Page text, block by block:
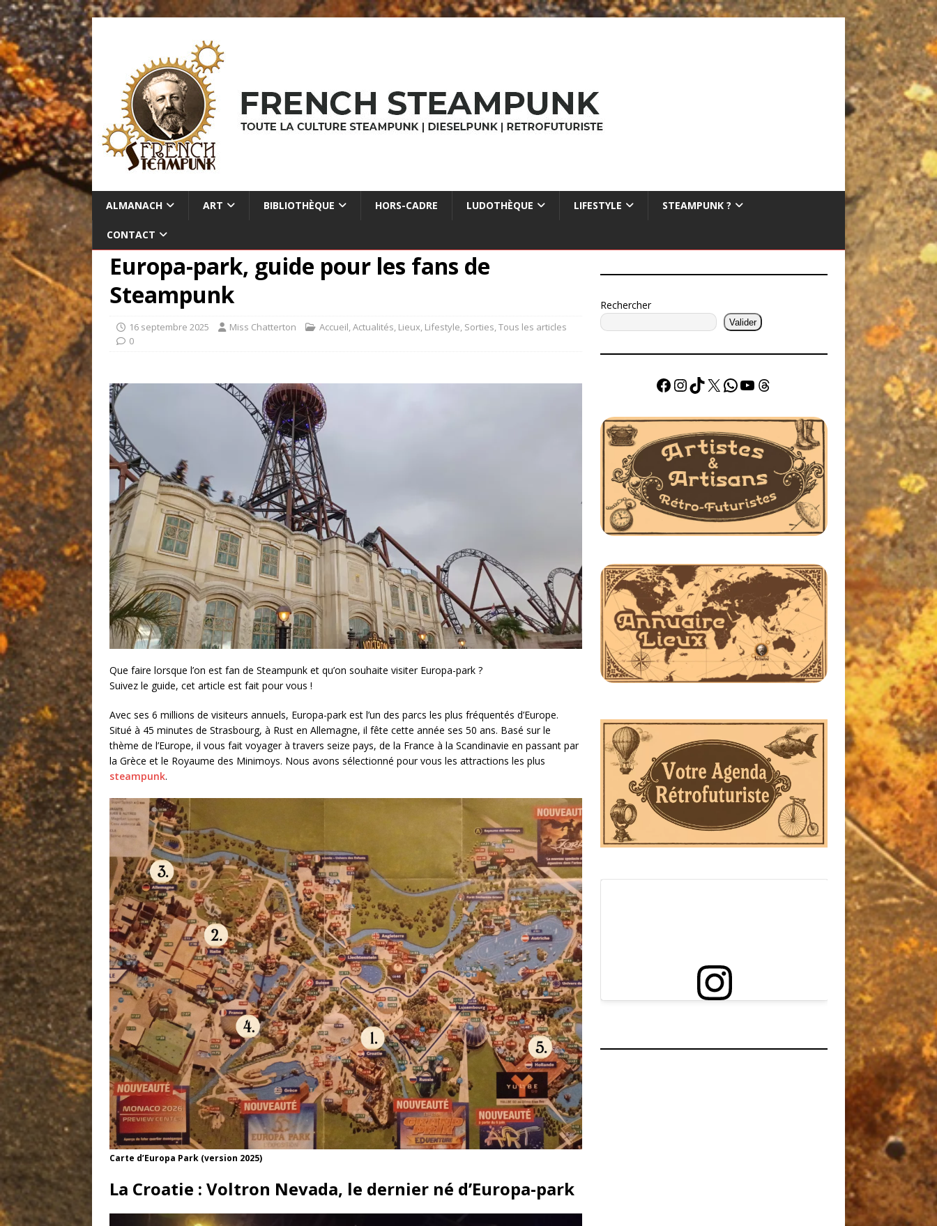
ALMANACH ART BIBLIOTHÈQUE HORS-CADRE LUDOTHÈQUE LIFESTYLE STEAMPUNK ?
CONTACT
Europa-park, guide pour les fans de
Steampunk
16 septembre 2025 Miss Chatterton Accueil,Actualités, Lieux, Lifestyle, Sorties,Tous les articles
0
Que faire lorsque l’on est fan de Steampunk et qu’on souhaite visiter Europa-park ?
Suivez le guide, cet article est fait pour vous !
Avec ses 6 millions de visiteurs annuels, Europa-park est l’un des parcs les plus fréquentés d’Europe.
Situé à 45 minutes de Strasbourg, à Rust en Allemagne, il fête cette année ses 50 ans. Basé sur le
thème de l’Europe, il vous fait voyager à travers seize pays, de la France à la Scandinavie en passant par
la Grèce et le Royaume des Minimoys. Nous avons sélectionné pour vous les attractions les plus
steampunk.
Carte d’Europa Park (version 2025)
La Croatie : Voltron Nevada, le dernier né d’Europa-park
Rechercher
Valider